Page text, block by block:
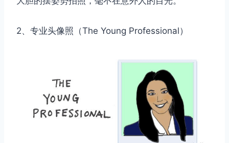
2、专业头像照（The Young Professional）